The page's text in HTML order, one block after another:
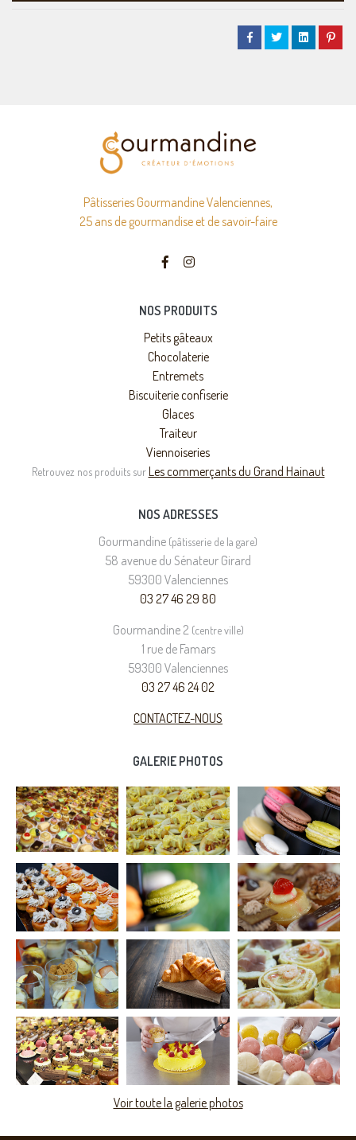
Pâtisseries Gourmandine Valenciennes,
25 ans de gourmandise et de savoir-faire
NOS PRODUITS
Petits gâteaux
Chocolaterie
Entremets
Biscuiterie confiserie
Glaces
Traiteur
Viennoiseries
Retrouvez nos produits surLes commerçants du Grand Hainaut
NOS ADRESSES
Gourmandine (pâtisserie de la gare)
58 avenue du Sénateur Girard
59300 Valenciennes
03 27 46 29 80
Gourmandine 2 (centre ville)
1 rue de Famars
59300 Valenciennes
03 27 46 24 02
CONTACTEZ-NOUS
GALERIE PHOTOS
Voir toute la galerie photos